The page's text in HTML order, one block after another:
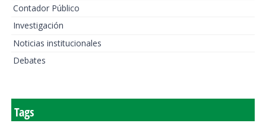
Contador Público
Investigación
Noticias institucionales
Debates
Tags